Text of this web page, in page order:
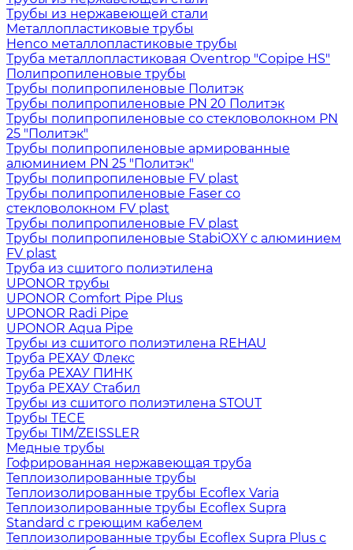
Трубы из нержавеющей стали
Металлопластиковые трубы
Henco металлопластиковые трубы
Труба металлопластиковая Oventrop "Copipe HS"
Полипропиленовые трубы
Трубы полипропиленовые Политэк
Трубы полипропиленовые PN 20 Политэк
Трубы полипропиленовые со стекловолокном PN
25 "Политэк"
Трубы полипропиленовые армированные
алюминием PN 25 "Политэк"
Трубы полипропиленовые FV plast
Трубы полипропиленовые Faser со
стекловолокном FV plast
Трубы полипропиленовые FV plast
Трубы полипропиленовые StabiOXY с алюминием
FV plast
Труба из сшитого полиэтилена
UPONOR трубы
UPONOR Comfort Pipe Plus
UPONOR Radi Pipe
UPONOR Aqua Pipe
Трубы из сшитого полиэтилена REHAU
Труба РЕХАУ Флекс
Труба РЕХАУ ПИНК
Труба РЕХАУ Стабил
Трубы из сшитого полиэтилена STOUT
Трубы TECE
Трубы TIM/ZEISSLER
Медные трубы
Гофрированная нержавеющая труба
Теплоизолированные трубы
Теплоизолированные трубы Ecoflex Varia
Теплоизолированные трубы Ecoflex Supra
Standard с греющим кабелем
Теплоизолированные трубы Ecoflex Supra Plus с